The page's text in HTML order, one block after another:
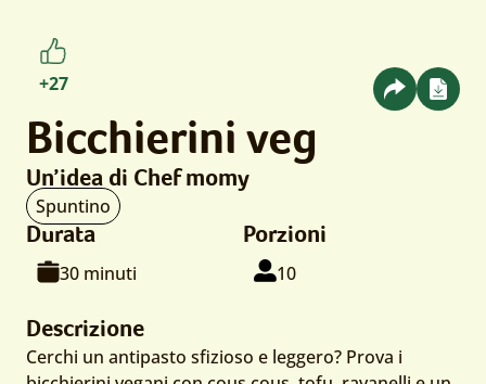
+27numero
apprezzamenti
da
parte
di
utenti
Bicchierini veg
Un’idea di Chef momy
Tipo
di
portata:
Spuntino
Durata
Tempo
cottura:
30 minuti
Porzioni
Per
10persone
Descrizione
Cerchi un antipasto sfizioso e leggero? Prova i